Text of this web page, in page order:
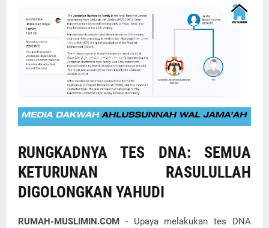
RUNGKADNYA TES DNA: SEMUA
KETURUNAN RASULULLAH
DIGOLONGKAN YAHUDI
RUMAH-MUSLIMIN.COM - Upaya melakukan tes DNA